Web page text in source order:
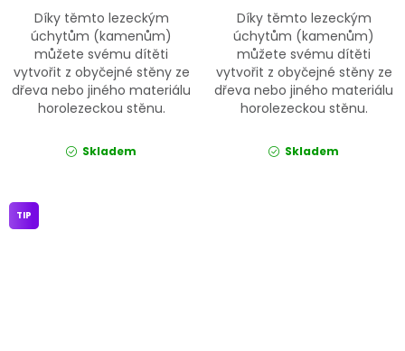
Díky těmto lezeckým
úchytům (kamenům)
můžete svému dítěti
vytvořit z obyčejné stěny ze
dřeva nebo jiného materiálu
horolezeckou stěnu.
Skladem
Díky těmto lezeckým
úchytům (kamenům)
můžete svému dítěti
vytvořit z obyčejné stěny ze
dřeva nebo jiného materiálu
horolezeckou stěnu.
Skladem
TIP